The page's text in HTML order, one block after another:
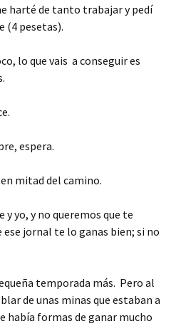
harté de tanto trabajar y pedí
(4 pesetas).
lo que vais a conseguir es
espera.
mitad del camino.
yo, y no queremos que te
ese jornal te lo ganas bien; si no
temporada más. Pero al
de unas minas que estaban a
había formas de ganar mucho